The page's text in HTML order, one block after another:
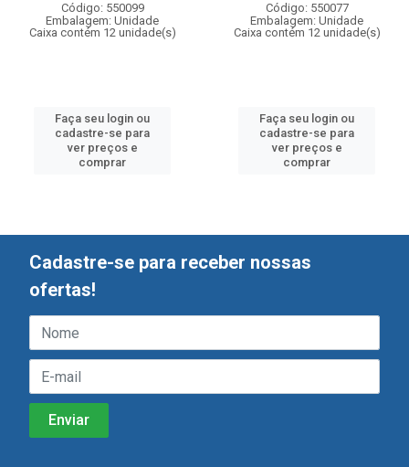
Código: 550099
Embalagem: Unidade
Caixa contém 12 unidade(s)
Faça seu login ou
cadastre-se para
ver preços e
comprar
Código: 550077
Embalagem: Unidade
Caixa contém 12 unidade(s)
Faça seu login ou
cadastre-se para
ver preços e
comprar
Cadastre-se para receber nossas
ofertas!